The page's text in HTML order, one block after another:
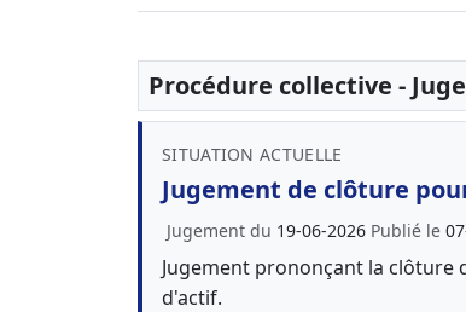
Procédure collective -
SITUATION ACTUELLE
Jugement de clôture
Jugement du 19-06-2026 Publié le
Jugement prononçant la
d'actif.